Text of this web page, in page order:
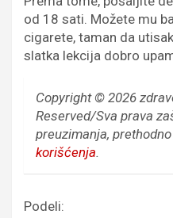
od 18 sati. Možete mu
cigarete, taman da
slatka lekcija dobro
Copyright © 2026
Reserved/Sva prava
preuzimanja,
korišćenja.
Podeli: